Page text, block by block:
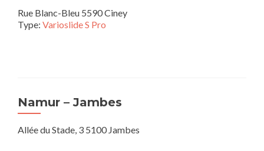
Rue Blanc-Bleu 5590 Ciney
Type: Varioslide S Pro
Namur – Jambes
Allée du Stade, 3 5100 Jambes